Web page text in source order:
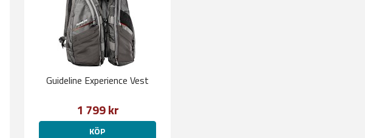
Guideline Experience Vest
1 799 kr
KÖP